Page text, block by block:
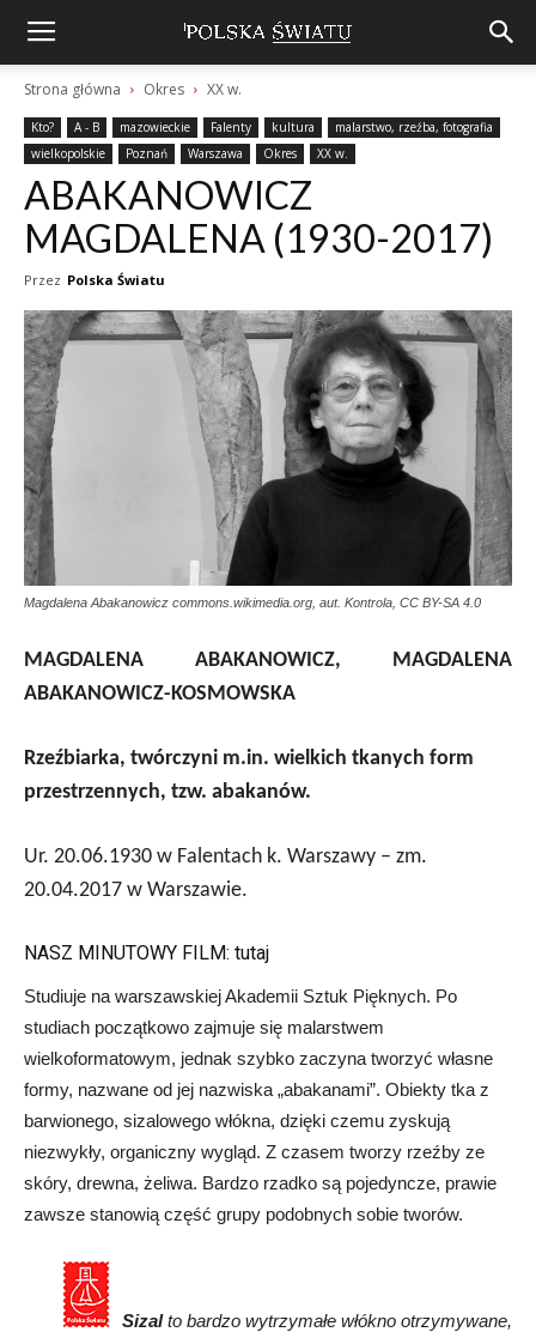
Strona główna Okres XX w.
Kto? A - B mazowieckie Falenty kultura
malarstwo, rzeźba, fotografia
wielkopolskie
Poznań Warszawa Okres XX w.
ABAKANOWICZ
MAGDALENA (1930-2017)
Przez Polska Światu
Magdalena Abakanowicz commons.wikimedia.org, aut. Kontrola, CC BY-SA 4.0
MAGDALENA ABAKANOWICZ, MAGDALENA
ABAKANOWICZ-KOSMOWSKA
Rzeźbiarka, twórczyni m.in. wielkich tkanych form
przestrzennych, tzw. abakanów.
Ur. 20.06.1930 w Falentach k. Warszawy – zm.
20.04.2017 w Warszawie.
NASZ MINUTOWY FILM: tutaj
Studiuje na warszawskiej Akademii Sztuk Pięknych. Po
studiach początkowo zajmuje się malarstwem
wielkoformatowym, jednak szybko zaczyna tworzyć własne
formy, nazwane od jej nazwiska „abakanami”. Obiekty tka z
barwionego, sizalowego włókna, dzięki czemu zyskują
niezwykły, organiczny wygląd. Z czasem tworzy rzeźby ze
skóry, drewna, żeliwa. Bardzo rzadko są pojedyncze, prawie
zawsze stanowią część grupy podobnych sobie tworów.
Sizalto bardzo wytrzymałe włókno otrzymywane,